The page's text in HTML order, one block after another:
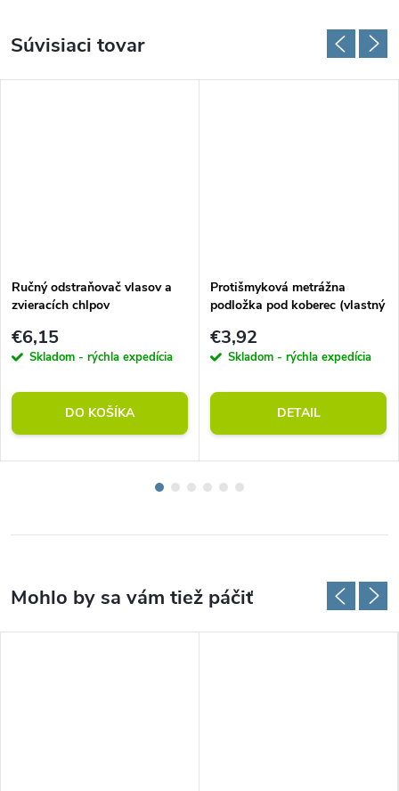
Súvisiaci tovar
Ručný odstraňovač vlasov a
zvieracích chlpov
€6,15
Skladom - rýchla expedícia
DO KOŠÍKA
Protišmyková metrážna
podložka pod koberec (vlastný
€3,92
Skladom - rýchla expedícia
DETAIL